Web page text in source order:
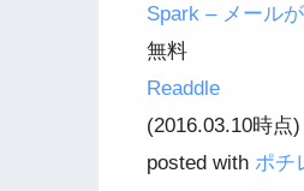
Spark – メール
無料
Readdle
(2016.03.10時点)
posted with ポチ